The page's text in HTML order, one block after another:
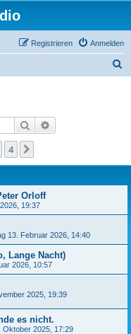
Anmelden
Registrieren
Suche
4
Orloff
19:37
13. Februar 2026, 14:40
Lange Nacht)
2026, 10:57
2025, 19:39
es nicht.
Oktober 2025, 17:29